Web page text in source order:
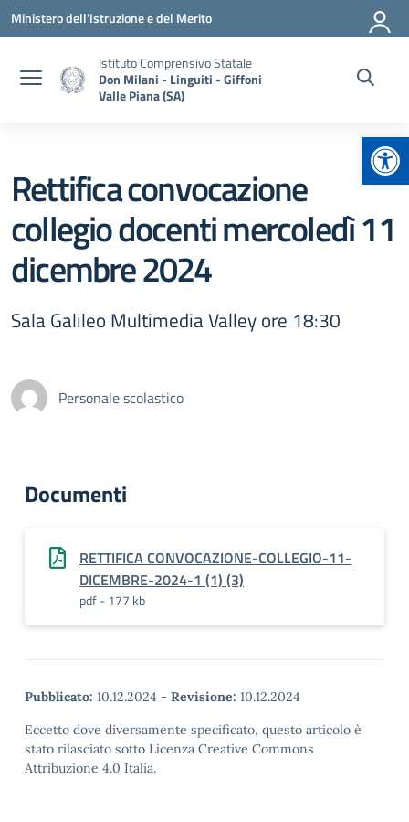
Vai ai contenuti
Vai al menu di navigazione
Vai al footer
Ministero dell'Istruzione e del Merito
Istituto Comprensivo Statale
Don Milani - Linguiti - Giffoni
Valle Piana (SA)
Rettifica convocazione
collegio docenti mercoledì 11
dicembre 2024
Sala Galileo Multimedia Valley ore 18:30
Personale scolastico
Documenti
RETTIFICA CONVOCAZIONE-COLLEGIO-11-
DICEMBRE-2024-1 (1) (3)
pdf - 177 kb
Pubblicato: 10.12.2024 - Revisione: 10.12.2024
Eccetto dove diversamente specificato, questo articolo è
stato rilasciato sotto Licenza Creative Commons
Attribuzione 4.0 Italia.